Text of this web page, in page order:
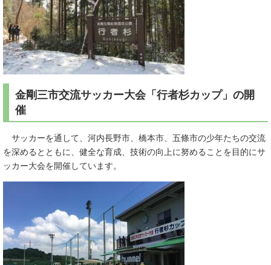
金剛三市交流サッカー大会「行者杉カップ」の開
催
サッカーを通して、河内長野市、橋本市、五條市の少年たちの交流
を深めるとともに、健全な育成、技術の向上に努めることを目的にサ
ッカー大会を開催しています。